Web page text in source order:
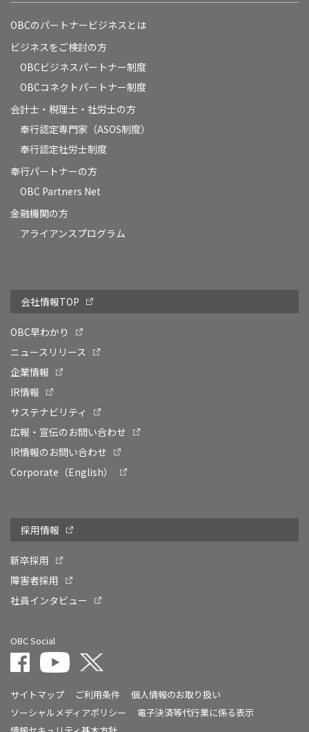
OBCのパートナービジネスとは
ビジネスをご検討の方
OBCビジネスパートナー制度
OBCコネクトパートナー制度
会計士・税理士・社労士の方
奉行認定専門家（ASOS制度）
奉行認定社労士制度
奉行パートナーの方
OBC Partners Net
金融機関の方
アライアンスプログラム
会社情報TOP
OBC早わかり
ニュースリリース
企業情報
IR情報
サステナビリティ
広報・宣伝のお問い合わせ
IR情報のお問い合わせ
Corporate（English）
採用情報
新卒採用
障害者採用
社員インタビュー
OBC Social
サイトマップ ご利用条件
個人情報のお取り扱い
ソーシャルメディアポリシー
電子決済等代行業に係る表示